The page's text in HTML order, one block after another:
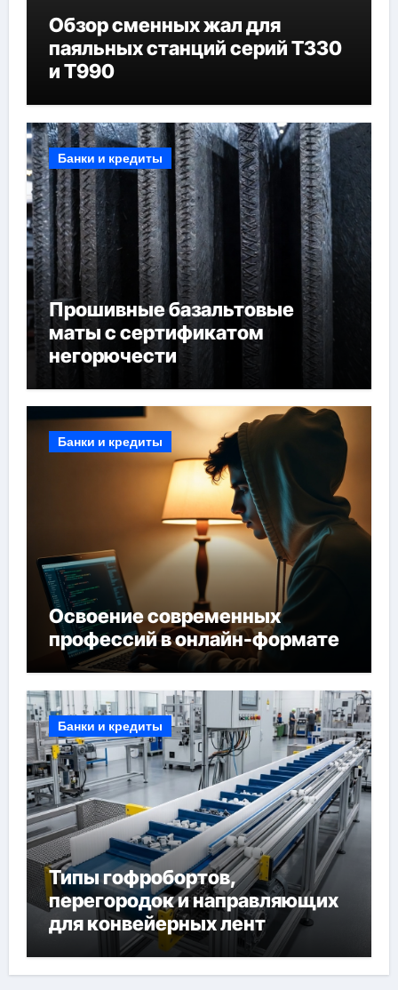
Обзор сменных жал для
паяльных станций серий T330
и T990
Банки и кредиты
Прошивные базальтовые
маты с сертификатом
негорючести
Банки и кредиты
Освоение современных
профессий в онлайн-формате
Банки и кредиты
Типы гофробортов,
перегородок и направляющих
для конвейерных лент